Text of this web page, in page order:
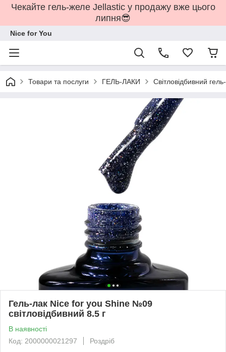
Чекайте гель-желе Jellastic у продажу вже цього
липня😎
Nice for You
Товари та послуги ГЕЛЬ-ЛАКИ Світловідбивний
Гель-лак Nice for you Shine №09
світловідбивний 8.5 г
В наявності
Код: 2000000021297
Роздріб